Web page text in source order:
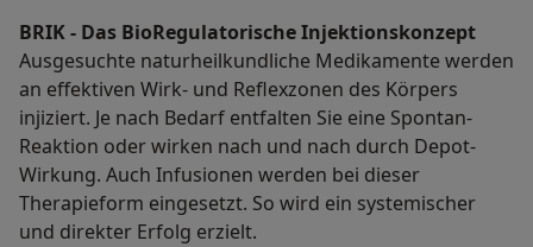
BRIK - Das BioRegulatorische Injektionskonzept
Ausgesuchte naturheilkundliche Medikamente werden
an effektiven Wirk- und Reflexzonen des Körpers
injiziert. Je nach Bedarf entfalten Sie eine Spontan-
Reaktion oder wirken nach und nach durch Depot-
Wirkung. Auch Infusionen werden bei dieser
Therapieform eingesetzt. So wird ein systemischer
und direkter Erfolg erzielt.